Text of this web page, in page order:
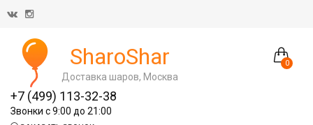
0
SharoShar
Доставка шаров, Москва
+7 (499) 113-32-38
Звонки с 9:00 до 21:00